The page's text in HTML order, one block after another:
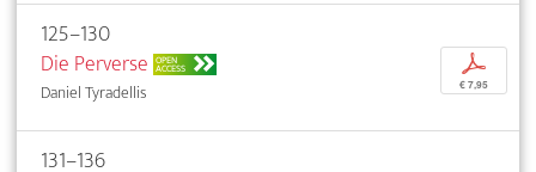
125–130
Die Perverse OPEN
ACCESS
Daniel Tyradellis
p
€ 7,95
131–136